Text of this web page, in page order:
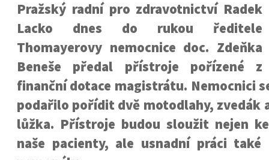
Pražský radní pro zdravotnictví Radek
Lacko dnes do rukou ředitele
Thomayerovy nemocnice doc. Zdeňka
Beneše předal přístroje pořízené z
finanční dotace magistrátu. Nemocnici
podařilo pořídit dvě motodlahy, zvedák
lůžka. Přístroje budou sloužit nejen
naše pacienty, ale usnadní práci také